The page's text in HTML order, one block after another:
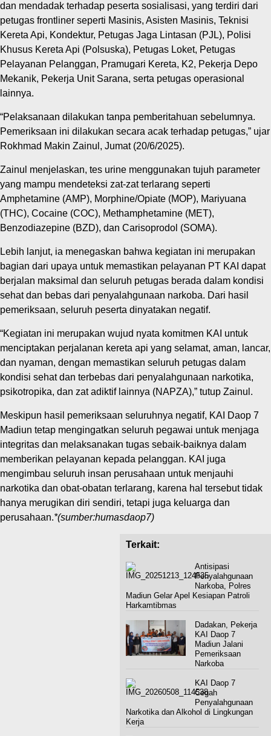
dan mendadak terhadap peserta sosialisasi, yang terdiri dari
petugas frontliner seperti Masinis, Asisten Masinis, Teknisi
Kereta Api, Kondektur, Petugas Jaga Lintasan (PJL), Polisi
Khusus Kereta Api (Polsuska), Petugas Loket, Petugas
Pelayanan Pelanggan, Pramugari Kereta, K2, Pekerja Depo
Mekanik, Pekerja Unit Sarana, serta petugas operasional
lainnya.
“Pelaksanaan dilakukan tanpa pemberitahuan sebelumnya.
Pemeriksaan ini dilakukan secara acak terhadap petugas,” ujar
Rokhmad Makin Zainul, Jumat (20/6/2025).
Zainul menjelaskan, tes urine menggunakan tujuh parameter
yang mampu mendeteksi zat-zat terlarang seperti
Amphetamine (AMP), Morphine/Opiate (MOP), Mariyuana
(THC), Cocaine (COC), Methamphetamine (MET),
Benzodiazepine (BZD), dan Carisoprodol (SOMA).
Lebih lanjut, ia menegaskan bahwa kegiatan ini merupakan
bagian dari upaya untuk memastikan pelayanan PT KAI dapat
berjalan maksimal dan seluruh petugas berada dalam kondisi
sehat dan bebas dari penyalahgunaan narkoba. Dari hasil
pemeriksaan, seluruh peserta dinyatakan negatif.
“Kegiatan ini merupakan wujud nyata komitmen KAI untuk
menciptakan perjalanan kereta api yang selamat, aman, lancar,
dan nyaman, dengan memastikan seluruh petugas dalam
kondisi sehat dan terbebas dari penyalahgunaan narkotika,
psikotropika, dan zat adiktif lainnya (NAPZA),” tutup Zainul.
Meskipun hasil pemeriksaan seluruhnya negatif, KAI Daop 7
Madiun tetap mengingatkan seluruh pegawai untuk menjaga
integritas dan melaksanakan tugas sebaik-baiknya dalam
memberikan pelayanan kepada pelanggan. KAI juga
mengimbau seluruh insan perusahaan untuk menjauhi
narkotika dan obat-obatan terlarang, karena hal tersebut tidak
hanya merugikan diri sendiri, tetapi juga keluarga dan
perusahaan.*(sumber:humasdaop7)
Terkait:
Antisipasi
Penyalahgunaan
Narkoba, Polres
Madiun Gelar Apel Kesiapan Patroli
Harkamtibmas
Dadakan, Pekerja
KAI Daop 7
Madiun Jalani
Pemeriksaan
Narkoba
KAI Daop 7
Cegah
Penyalahgunaan
Narkotika dan Alkohol di Lingkungan
Kerja